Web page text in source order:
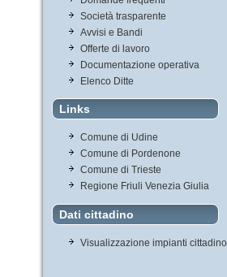
Società trasparente
Avvisi e Bandi
Offerte di lavoro
Documentazione operativa
Elenco Ditte
Links
Comune di Udine
Comune di Pordenone
Comune di Trieste
Regione Friuli Venezia Giulia
Dati cittadino
Visualizzazione impianti cittadino